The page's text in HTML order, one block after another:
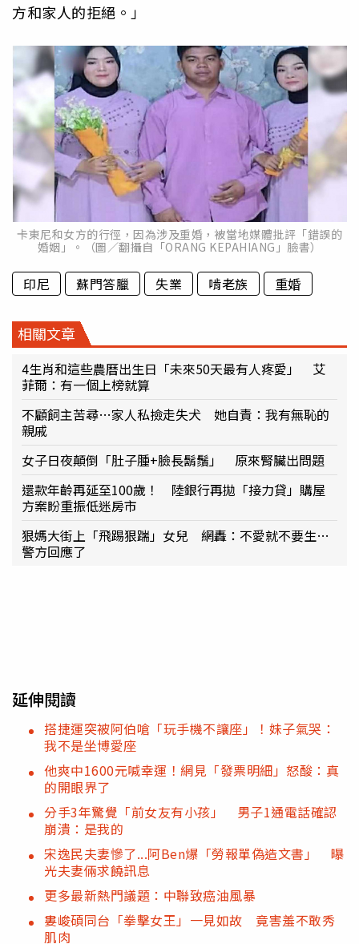
方和家人的拒絕。」
卡東尼和女方的行徑，因為涉及重婚，被當地媒體批評「錯誤的
婚姻」。（圖／翻攝自「ORANG KEPAHIANG」臉書）
印尼 蘇門答臘 失業 啃老族 重婚
相關文章
4生肖和這些農曆出生日「未來50天最有人疼愛」 艾
菲爾：有一個上榜就算
不顧飼主苦尋…家人私撿走失犬 她自責：我有無恥的
親戚
女子日夜顛倒「肚子腫+臉長鬍鬚」 原來腎臟出問題
還款年齡再延至100歲！ 陸銀行再拋「接力貸」購屋
方案盼重振低迷房市
狠媽大街上「飛踢狠踹」女兒 網轟：不愛就不要生…
警方回應了
延伸閱讀
搭捷運突被阿伯嗆「玩手機不讓座」！妹子氣哭：
我不是坐博愛座
他爽中1600元喊幸運！網見「發票明細」怒酸：真
的開眼界了
分手3年驚覺「前女友有小孩」 男子1通電話確認
崩潰：是我的
宋逸民夫妻慘了...阿Ben爆「勞報單偽造文書」 曝
光夫妻倆求饒訊息
更多最新熱門議題：中聯致癌油風暴
婁峻碩同台「拳擊女王」一見如故 竟害羞不敢秀
肌肉